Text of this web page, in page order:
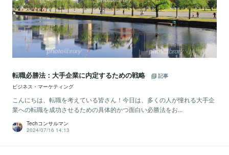
転職必勝法：大手企業に内定するための戦略
記事
ビジネス・マーケティング
こんにちは、転職を考えている皆さん！今日は、多くの人が憧れる大手企
業への転職を成功させるための具体的かつ面白い必勝法をお...
Techコンサルマン
2024/07/16 14:13